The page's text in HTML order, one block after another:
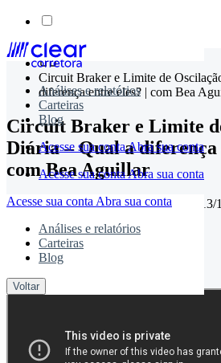
Skip
content
Análises e relatórios
Carteiras
Blog
Acesse sua contaAbra sua conta
Acesse sua contaAbra sua conta
Acesse sua conta Abra sua conta
Análises e relatórios
Carteiras
Blog
Voltar
Circuit Braker e Limite de
diferença entre eles? | com Bea
Circuit Braker e Limite
Diária – Qual a diferença
com Bea Aguillar
08/04/2020 00:00:00• Atualizado em
timemaster
Compartilhe: